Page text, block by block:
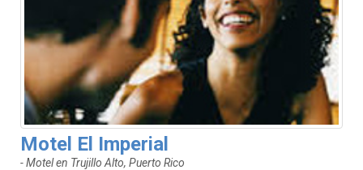
Motel El Imperial
- Motel en Trujillo Alto, Puerto Rico